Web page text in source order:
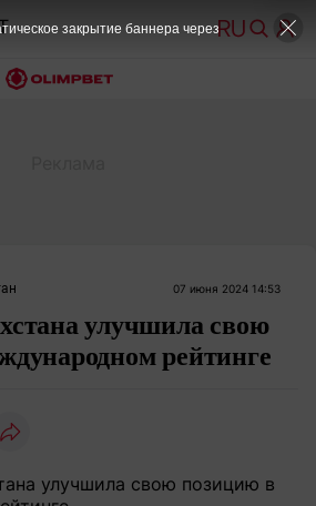
07 июня 2024 14:53
улучшила свою
рейтинге
закрытие баннера через